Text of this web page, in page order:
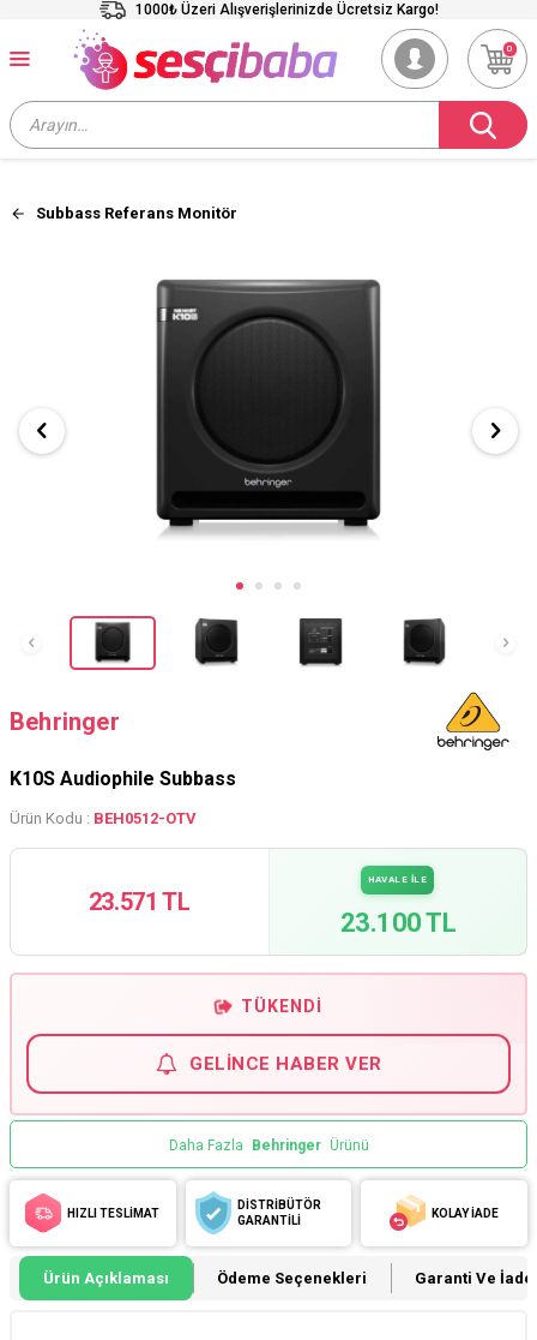
1000₺ Üzeri Alışverişlerinizde Ücretsiz Kargo!
0
Subbass Referans Monitör
Behringer
K10S Audiophile Subbass
Ürün Kodu : BEH0512-OTV
23.571 TL
HAVALE İLE
23.100 TL
TÜKENDI
GELINCE HABER VER
Daha Fazla Behringer Ürünü
HIZLI TESLİMAT
DİSTRİBÜTÖR
GARANTİLİ
KOLAY İADE
Ürün Açıklaması Ödeme Seçenekleri Garanti Ve İade